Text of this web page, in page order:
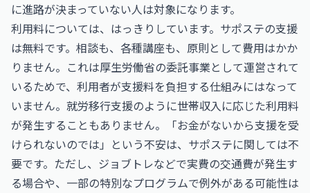
に進路が決まっていない人は対象になります。
利用料については、はっきりしています。サポステの支援
は無料です。相談も、各種講座も、原則として費用はかか
りません。これは厚生労働省の委託事業として運営されて
いるためで、利用者が支援料を負担する仕組みにはなって
いません。就労移行支援のように世帯収入に応じた利用料
が発生することもありません。「お金がないから支援を受
けられないのでは」という不安は、サポステに関しては不
要です。ただし、ジョブトレなどで実費の交通費が発生す
る場合や、一部の特別なプログラムで例外がある可能性は